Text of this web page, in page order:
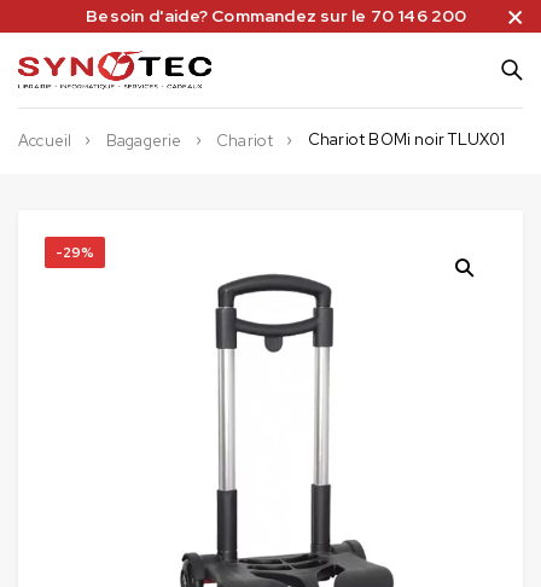
Besoin d'aide? Commandez sur le 70 146 200
Accueil Bagagerie Chariot Chariot BOMi noir TLUX01
-29%